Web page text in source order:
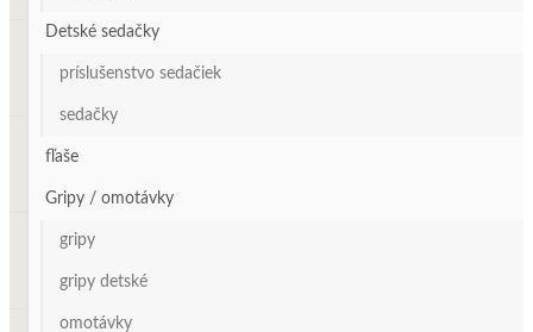
Detské sedačky
príslušenstvo sedačiek
sedačky
fľaše
Gripy / omotávky
gripy
gripy detské
omotávky